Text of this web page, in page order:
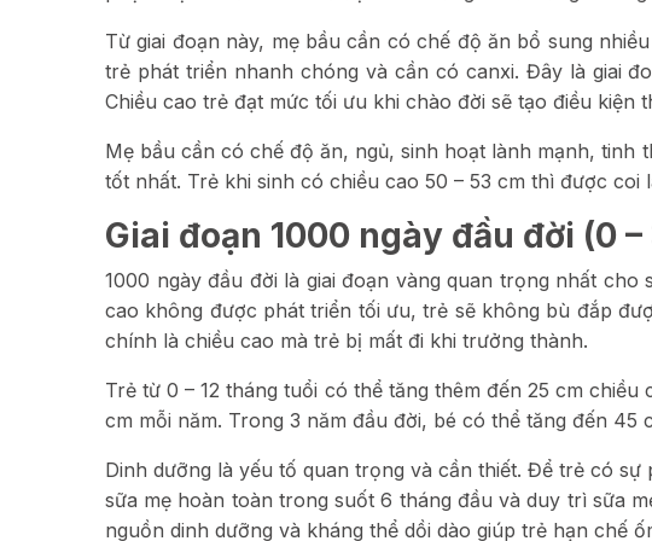
Từ giai đoạn này, mẹ bầu cần có chế độ ăn bổ sung
trẻ phát triển nhanh chóng và cần có canxi. Đây là giai
Chiều cao trẻ đạt mức tối ưu khi chào đời sẽ tạo điều kiện
Mẹ bầu cần có chế độ ăn, ngủ, sinh hoạt lành mạnh, tinh
tốt nhất. Trẻ khi sinh có chiều cao 50 – 53 cm thì được coi
Giai đoạn 1000 ngày đầu đời (0
1000 ngày đầu đời là giai đoạn vàng quan trọng nhất
cao không được phát triển tối ưu, trẻ sẽ không bù đắp
chính là chiều cao mà trẻ bị mất đi khi trưởng thành.
Trẻ từ 0 – 12 tháng tuổi có thể tăng thêm đến 25 cm
cm mỗi năm. Trong 3 năm đầu đời, bé có thể tăng đến 45
Dinh dưỡng là yếu tố quan trọng và cần thiết. Để trẻ có
sữa mẹ hoàn toàn trong suốt 6 tháng đầu và duy trì sữa
nguồn dinh dưỡng và kháng thể dồi dào giúp trẻ hạn chế